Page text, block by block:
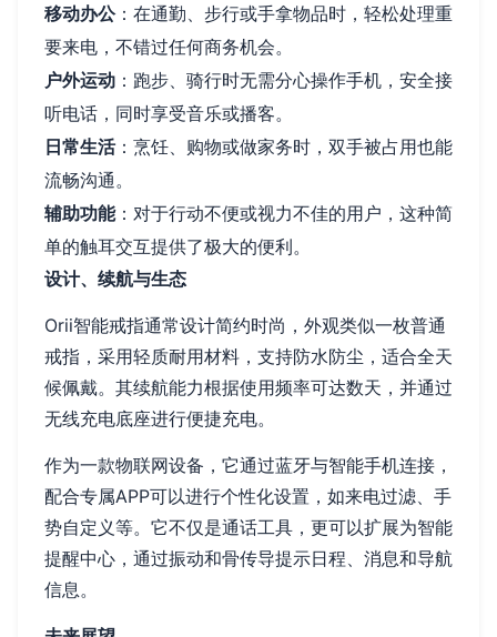
移动办公：在通勤、步行或手拿物品时，轻松处理重
要来电，不错过任何商务机会。
户外运动 ：跑步、骑行时无需分心操作手机，安全接
听电话，同时享受音乐或播客。
日常生活：烹饪、购物或做家务时，双手被占用也能
流畅沟通。
辅助功能：对于行动不便或视力不佳的用户，这种简
单的触耳交互提供了极大的便利。
设计、续航与生态
Orii智能戒指通常设计简约时尚，外观类似一枚普通
戒指，采用轻质耐用材料，支持防水防尘，适合全天
候佩戴。其续航能力根据使用频率可达数天，并通过
无线充电底座进行便捷充电。
作为一款物联网设备，它通过蓝牙与智能手机连接，
配合专属APP可以进行个性化设置，如来电过滤、手
势自定义等。它不仅是通话工具，更可以扩展为智能
提醒中心，通过振动和骨传导提示日程、消息和导航
信息。